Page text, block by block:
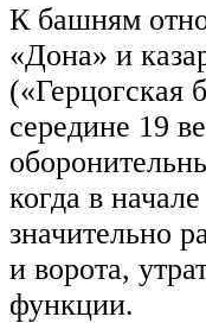
К башням
«Дона» и
(«Герцогская
середине 19
когда в
значительно
и ворота,
функции.